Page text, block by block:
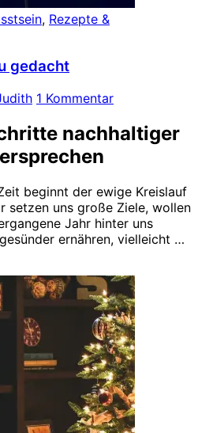
, Rezepte &
gedacht
1 Kommentar
nachhaltiger
beginnt der ewige Kreislauf
setzen uns große Ziele, wollen
Jahr hinter uns
ernähren, vielleicht …